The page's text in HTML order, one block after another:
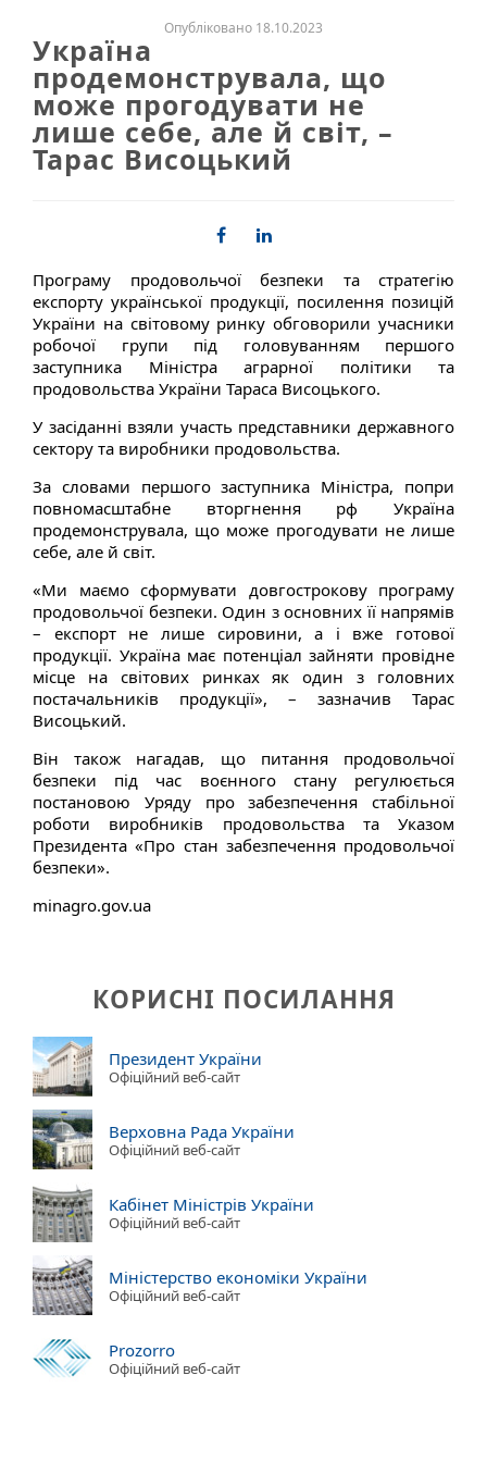
Опубліковано 18.10.2023
Україна
продемонструвала, що
може прогодувати не
лише себе, але й світ, –
Тарас Висоцький
Програму продовольчої безпеки та стратегію
експорту української продукції, посилення позицій
України на світовому ринку обговорили учасники
робочої групи під головуванням першого
заступника Міністра аграрної політики та
продовольства України Тараса Висоцького.
У засіданні взяли участь представники державного
сектору та виробники продовольства.
За словами першого заступника Міністра, попри
повномасштабне вторгнення рф Україна
продемонструвала, що може прогодувати не лише
себе, але й світ.
«Ми маємо сформувати довгострокову програму
продовольчої безпеки. Один з основних її напрямів
– експорт не лише сировини, а і вже готової
продукції. Україна має потенціал зайняти провідне
місце на світових ринках як один з головних
постачальників продукції», – зазначив Тарас
Висоцький.
Він також нагадав, що питання продовольчої
безпеки під час воєнного стану регулюється
постановою Уряду про забезпечення стабільної
роботи виробників продовольства та Указом
Президента «Про стан забезпечення продовольчої
безпеки».
minagro.gov.ua
КОРИСНІ ПОСИЛАННЯ
Президент України
Офіційний веб-сайт
Верховна Рада України
Офіційний веб-сайт
Кабінет Міністрів України
Офіційний веб-сайт
Міністерство економіки України
Офіційний веб-сайт
Prozorro
Офіційний веб-сайт